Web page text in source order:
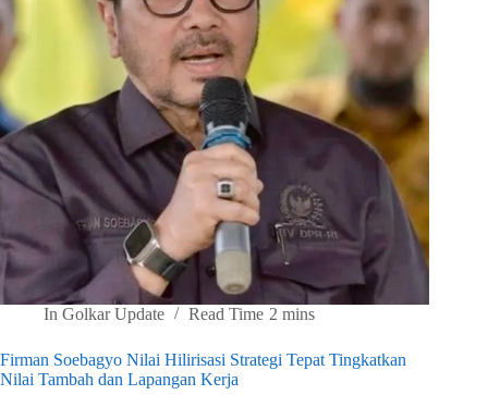
In Golkar Update Read Time 2 mins
Firman Soebagyo Nilai Hilirisasi Strategi Tepat Tingkatkan
Nilai Tambah dan Lapangan Kerja